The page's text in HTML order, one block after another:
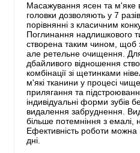
Масажування ясен та м'яке
головки дозволяють у 7
порівнянні з класичним
Поглинання надлишкового
створена таким чином, щоб
але ретельне очищення.
дбайливого відношення
комбінації зі щетинками
м'які тканини у процесі
прилягання та
індивідуальні форми зубів
видалення забруднення.
більше потемніння з емалі,
Ефективність роботи
дні.